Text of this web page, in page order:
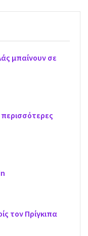
μπαίνουν σε
τον Πρίγκιπα